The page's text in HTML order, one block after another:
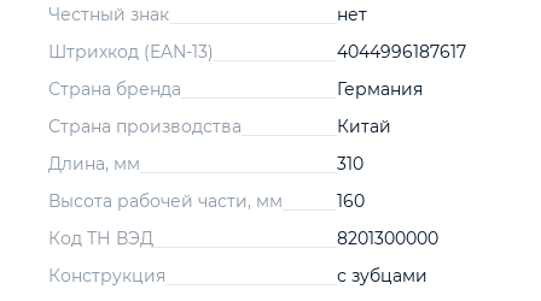
Честный знак
нет
Штрихкод (EAN-13)
4044996187617
Страна бренда
Германия
Страна производства
Китай
Длина, мм
310
Высота рабочей части, мм
160
Код ТН ВЭД
8201300000
Конструкция
с зубцами